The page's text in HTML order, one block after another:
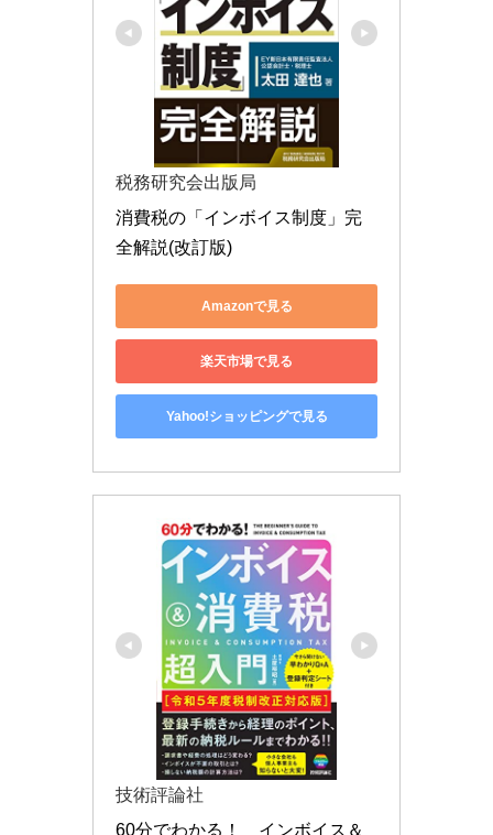
税務研究会出版局
消費税の「インボイス制度」完
全解説(改訂版)
Amazonで見る
楽天市場で見る
Yahoo!ショッピングで見る
技術評論社
60分でわかる！　インボイス＆